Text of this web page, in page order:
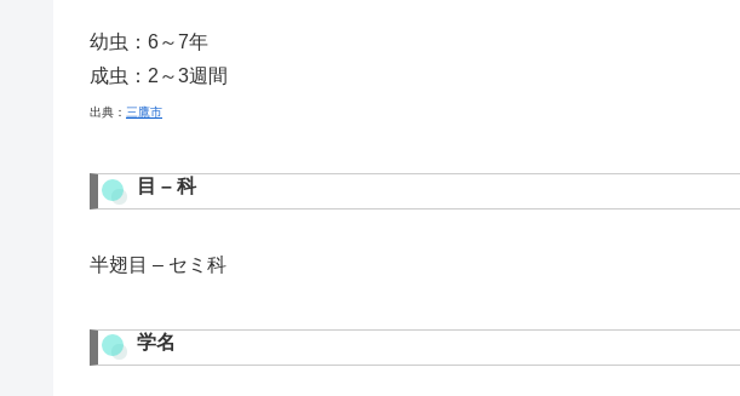
幼虫：6～7年
成虫：2～3週間
出典： 三鷹市
目 – 科
半翅目 – セミ科
学名